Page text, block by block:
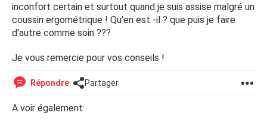
inconfort certain et surtout quand je suis assise malgré un
coussin ergométrique ! Qu'en est -il ? que puis je faire
d'autre comme soin ???
Je vous remercie pour vos conseils !
Répondre Partager
A voir également: